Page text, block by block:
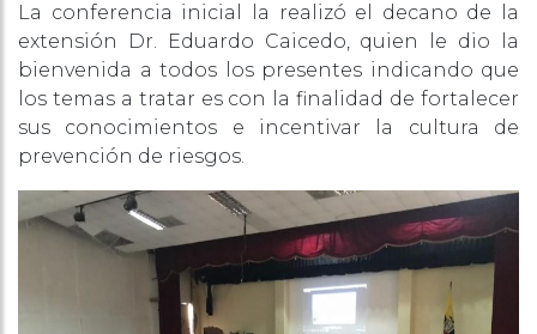
La conferencia inicial la realizó el decano de la
extensión Dr. Eduardo Caicedo, quien le dio la
bienvenida a todos los presentes indicando que
los temas a tratar es con la finalidad de fortalecer
sus conocimientos e incentivar la cultura de
prevención de riesgos.